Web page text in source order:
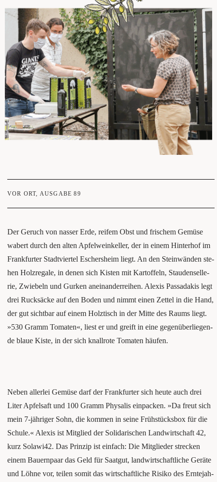
VOR ORT, AUSGABE 89
Der Geruch von nas­ser Erde, rei­fem Obst und fri­schem Gemü­se
wabert durch den alten Apfel­wein­kel­ler, der in einem Hin­ter­hof im
Frank­fur­ter Stadt­vier­tel Eschers­heim liegt. An den Stein­wän­den ste­
hen Holz­re­ga­le, in denen sich Kis­ten mit Kar­tof­feln, Stau­den­sel­le­
rie, Zwie­beln und Gur­ken anein­an­der­rei­hen. Alexis Pass­ad­akis legt
drei Ruck­sä­cke auf den Boden und nimmt einen Zet­tel in die Hand,
der gut sicht­bar auf einem Holz­tisch in der Mit­te des Raums liegt.
»530 Gramm Toma­ten«, liest er und greift in eine gegen­über­lie­gen­
de blaue Kis­te, in der sich knall­ro­te Toma­ten häufen.
Neben aller­lei Gemü­se darf der Frank­fur­ter sich heu­te auch drei
Liter Apfel­saft und 100 Gramm Phy­sa­lis ein­pa­cken. »Da freut sich
mein 7‑jähriger Sohn, die kom­men in sei­ne Früh­stücks­box für die
Schu­le.« Alexis ist Mit­glied der Soli­da­ri­schen Land­wirt­schaft 42,
kurz Solawi42. Das Prin­zip ist ein­fach: Die Mit­glie­der stre­cken
einem Bau­ern­paar das Geld für Saat­gut, land­wirt­schaft­li­che Gerä­te
und Löh­ne vor, tei­len somit das wirt­schaft­li­che Risi­ko des Ern­te­jah­